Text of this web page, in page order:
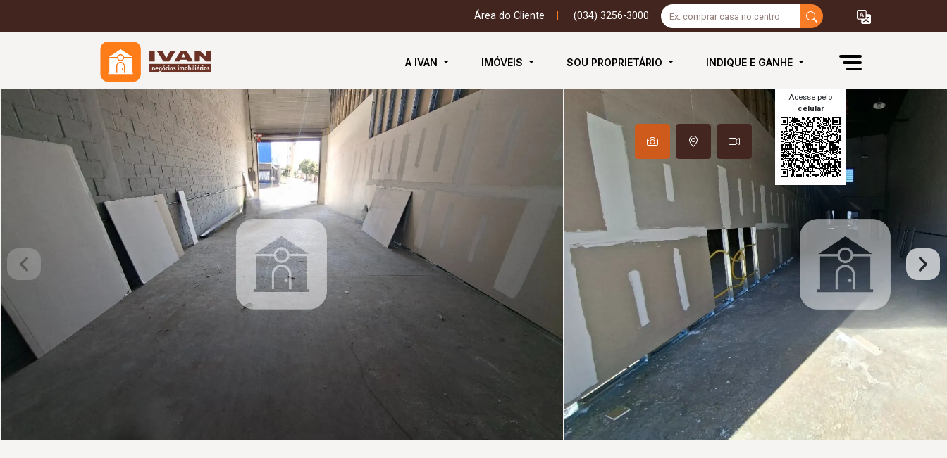
Área do Cliente (034) 3256-3000
A IVAN IMÓVEIS SOU PROPRIETÁRIO INDIQUE E GANHE
Acesse pelo
celular